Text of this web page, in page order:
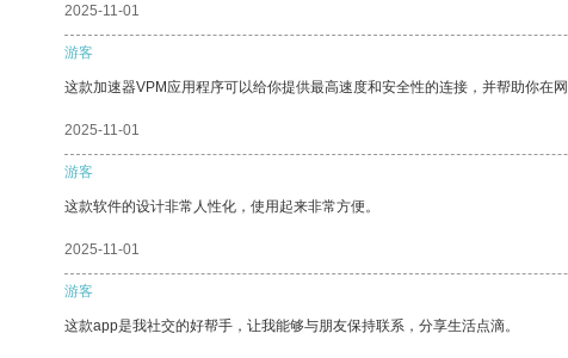
2025-11-01
游客
这款加速器VPM应用程序可以给你提供最高速度和安全性的连接，并帮助你在网
2025-11-01
游客
这款软件的设计非常人性化，使用起来非常方便。
2025-11-01
游客
这款app是我社交的好帮手，让我能够与朋友保持联系，分享生活点滴。